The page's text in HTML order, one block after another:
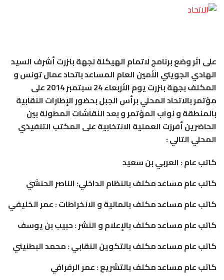
علىاثروضعبرنامجلاتمامالهيكلةلجهةبنزرتأشرفالسيد
الهاديالجوينيالأمينالعامالمساعدباتحادعمالتونسو
المكلفبجهةبنزرتيومالأربعاء سبتمبر
على
مِؤتمربالاتحادالمحليبرأسالجبلبحضورالإطاراتالنقابية
بالمنطقةونوابالمؤتمروبعدالنقاشاتالمطولةبين
الحاضرينأفرزتالعمليةالانتخابيةعلىالمكتبالتنفيذي
المحليالتالي:
كاتبعام:العربيبنسعيد
كاتبعاممساعدمكلفبالنظامالداخلي:الناصرالحنشي
كاتبعاممساعدمكلفبالماليةوالانخراطات:عمرالخليفي
كاتبعاممساعدمكلفبالإعلاموالنشر:حبيببنيوسف
كاتبعاممساعدمكلفبالتكوينالنقابي:محمدالبطنيني
كاتبعاممساعدمكلفبالتشريع:عمرالرفرافي